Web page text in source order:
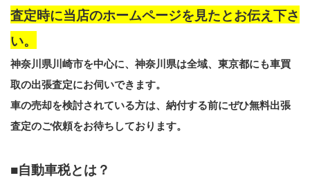
査定時に当店のホームページを見たとお伝え下さ
い。
神奈川県川崎市を中心に、神奈川県は全域、東京都にも車買
取の出張査定にお伺いできます。
車の売却を検討されている方は、納付する前にぜひ無料出張
査定のご依頼をお待ちしております。
■自動車税とは？